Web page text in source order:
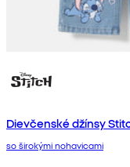
Dievčenské džínsy
so širokými nohavicami